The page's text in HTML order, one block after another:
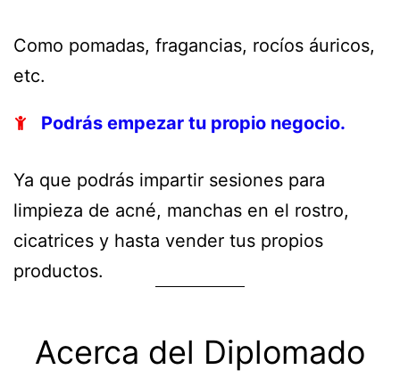
Como pomadas, fragancias, rocíos áuricos,
etc.
Podrás empezar tu propio negocio.
Ya que podrás impartir sesiones para
limpieza de acné, manchas en el rostro,
cicatrices y hasta vender tus propios
productos.
Acerca del Diplomado